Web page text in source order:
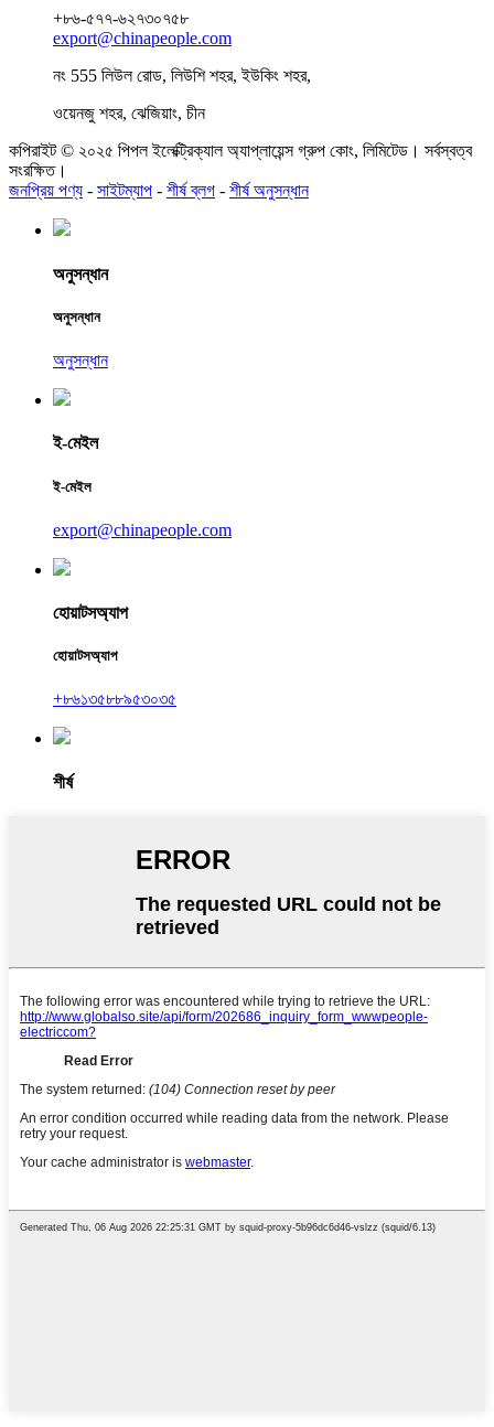
+৮৬-৫৭৭-৬২৭৩০৭৫৮
export@chinapeople.com
নং 555 লিউল রোড, লিউশি শহর, ইউকিং শহর,
ওয়েনজু শহর, ঝেজিয়াং, চীন
কপিরাইট © ২০২৫ পিপল ইলেক্ট্রিক্যাল অ্যাপ্লায়েন্স গ্রুপ কোং, লিমিটেড। সর্বস্বত্ব
সংরক্ষিত।
জনপ্রিয় পণ্য - সাইটম্যাপ - শীর্ষ ব্লগ - শীর্ষ অনুসন্ধান
অনুসন্ধান
অনুসন্ধান
অনুসন্ধান
ই-মেইল
ই-মেইল
export@chinapeople.com
হোয়াটসঅ্যাপ
হোয়াটসঅ্যাপ
+৮৬১৩৫৮৮৯৫৩০৩৫
শীর্ষ